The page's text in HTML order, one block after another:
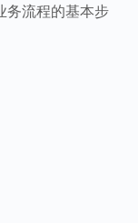
务流程的基本步